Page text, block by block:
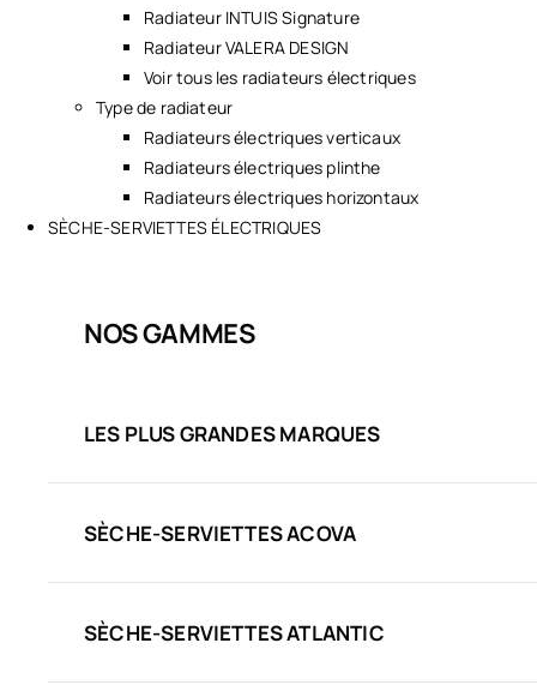
Radiateur INTUIS Signature
Radiateur VALERA DESIGN
Voir tous les radiateurs électriques
Type de radiateur
Radiateurs électriques verticaux
Radiateurs électriques plinthe
Radiateurs électriques horizontaux
SÈCHE-SERVIETTES ÉLECTRIQUES
NOS GAMMES
LES PLUS GRANDES MARQUES
SÈCHE-SERVIETTES ACOVA
SÈCHE-SERVIETTES ATLANTIC